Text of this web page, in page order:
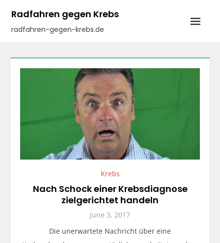
content
Radfahren gegen Krebs
radfahren-gegen-krebs.de
Krebs
Nach Schock einer Krebsdiagnose
zielgerichtet handeln
June 3, 2017
Die unerwartete Nachricht über eine